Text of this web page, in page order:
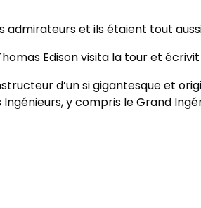
admirateurs et ils étaient tout
Edison visita la tour et écrivit
d’un si gigantesque et
y compris le Grand